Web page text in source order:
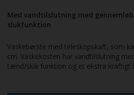
Med vandtilslutning med
slukfunktion
Vaskebørste med teleskopskaft, som
cm. Vaskekosten har vandtilslutning
tænd/sluk funktion og et ekstra kraftigt